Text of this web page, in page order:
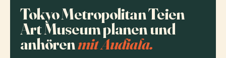
Tokyo Metropolitan Teien
Art Museum planen und
anhörenmit Audiala.